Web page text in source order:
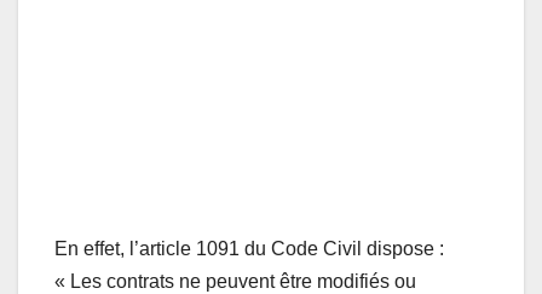
En effet, l’article 1091 du Code Civil dispose :
« Les contrats ne peuvent être modifiés ou